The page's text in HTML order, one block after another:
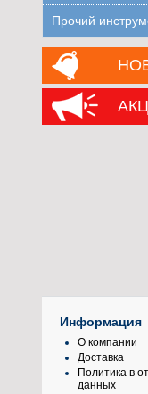
Прочий
Информация
О компании
Доставка
Политика в
данных